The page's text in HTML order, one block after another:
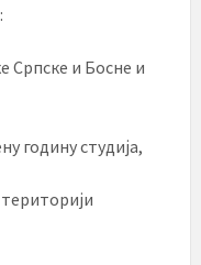
Српске и Босне и
годину студија,